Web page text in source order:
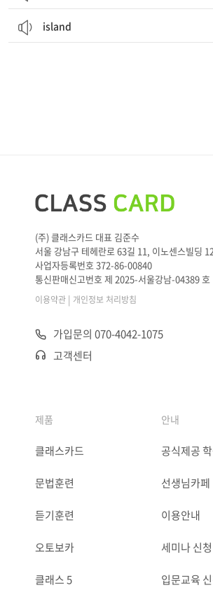
island
(주) 클래스카드 대표 김준수
서울 강남구 테헤란로 63길 11, 이노센스빌딩
사업자등록번호 372-86-00840
통신판매신고번호 제 2025-서울강남-04389 호
이용약관 | 개인정보 처리방침
가입문의 070-4042-1075
고객센터
제품
클래스카드
문법훈련
듣기훈련
오토보카
클래스 5
안내
공식제공
선생님카페
이용안내
세미나 신
입문교육